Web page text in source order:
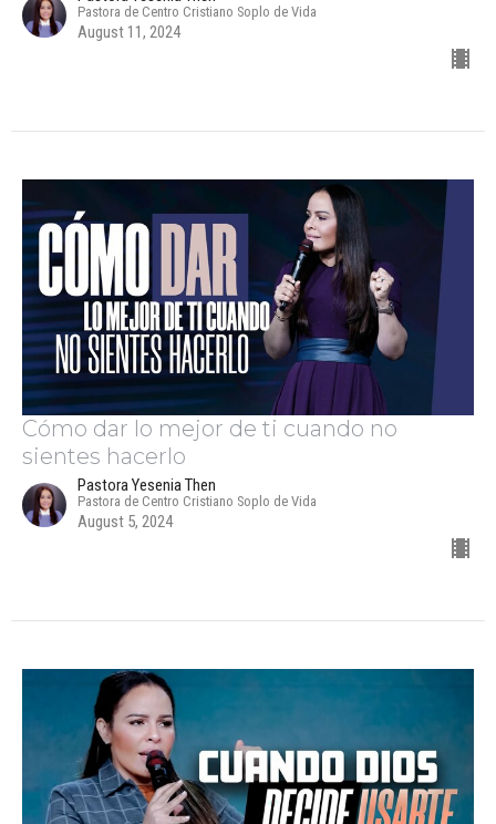
Pastora de Centro Cristiano Soplo de Vida
August 11, 2024
Cómo dar lo mejor de ti cuando no
sientes hacerlo
Pastora Yesenia Then
Pastora de Centro Cristiano Soplo de Vida
August 5, 2024